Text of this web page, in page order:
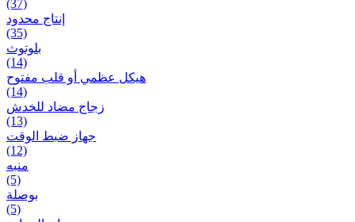
(37)
إنتاج محدود
(35)
بلوتوث
(14)
هيكل عظمي أو قلب مفتوح
(14)
زجاج مضاد للخدش
(13)
جهاز ضبط الوقت
(12)
منبه
(5)
بوصلة
(5)